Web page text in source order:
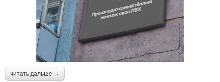
читать дальше →